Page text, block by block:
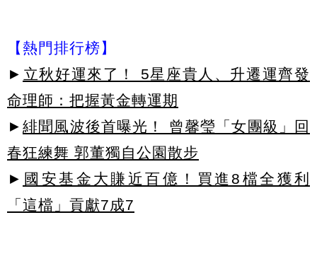
【熱門排行榜】
► 立秋好運來了！ 5星座貴人、升遷運齊發
命理師：把握黃金轉運期
► 緋聞風波後首曝光！ 曾馨瑩「女團級」回
春狂練舞 郭董獨自公園散步
► 國安基金大賺近百億！買進8檔全獲利
「這檔」貢獻7成7